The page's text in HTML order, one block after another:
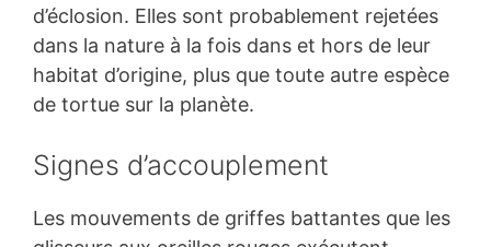
d’éclosion. Elles sont probablement rejetées
dans la nature à la fois dans et hors de leur
habitat d’origine, plus que toute autre espèce
de tortue sur la planète.
Signes d’accouplement
Les mouvements de griffes battantes que les